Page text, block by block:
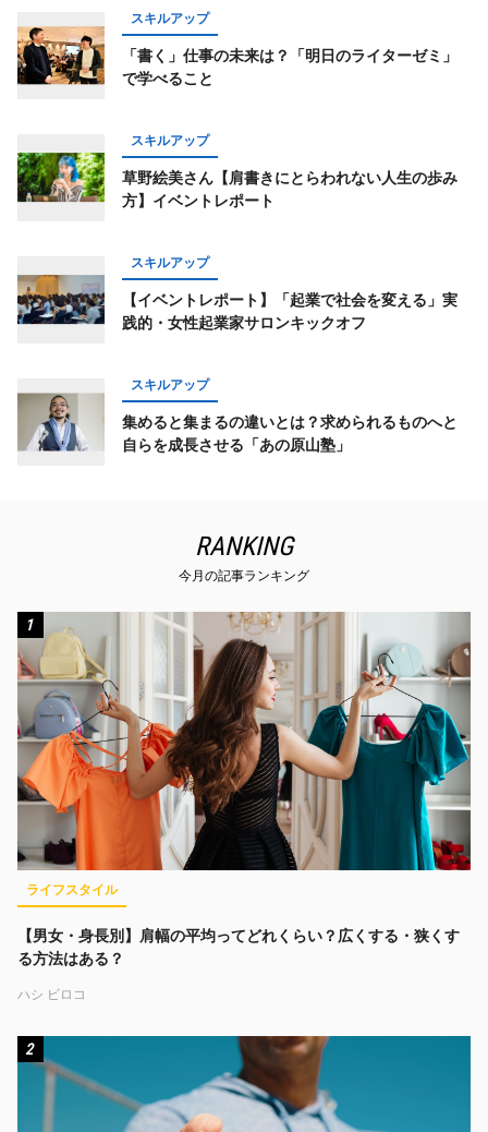
スキルアップ
「書く」仕事の未来は？「明日のライターゼミ」
で学べること
スキルアップ
草野絵美さん【肩書きにとらわれない人生の歩み
方】イベントレポート
スキルアップ
【イベントレポート】「起業で社会を変える」実
践的・女性起業家サロンキックオフ
スキルアップ
集めると集まるの違いとは？求められるものへと
自らを成長させる「あの原山塾」
RANKING
今月の記事ランキング
1
ライフスタイル
【男女・身長別】肩幅の平均ってどれくらい？広くする・狭くす
る方法はある？
ハシ ビロコ
2